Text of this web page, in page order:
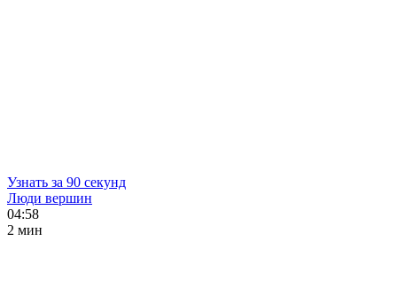
Узнать за 90 секунд
Люди вершин
04:58
2 мин